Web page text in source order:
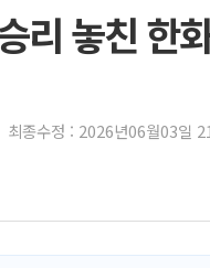
리 놓친 한
최종수정 : 2026년06월03일